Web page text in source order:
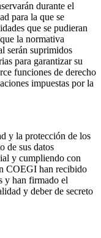
durante el
para la que se
que se pudieran
la normativa
serán suprimidos
para garantizar su
funciones de derecho
impuestas por la
y la protección de los
de sus datos
y cumpliendo con
COEGI han recibido
y han firmado el
y deber de secreto